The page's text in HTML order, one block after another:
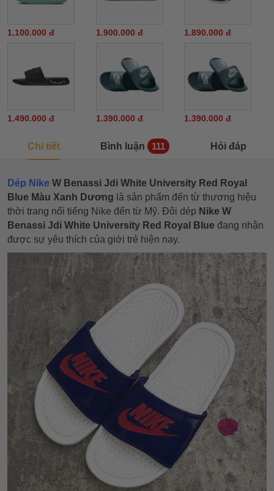
1.100.000 đ 1.900.000 đ 1.890.000 đ
1.490.000 đ 1.390.000 đ 1.390.000 đ
Chi tiết Bình luận 111 Hỏi đáp
Dép Nike W Benassi Jdi White University Red Royal
Blue Màu Xanh Dương là sản phẩm đến từ thương hiệu
thời trang nổi tiếng Nike đến từ Mỹ. Đôi dép Nike W
Benassi Jdi White University Red Royal Blue đang nhận
được sự yêu thích của giới trẻ hiện nay.